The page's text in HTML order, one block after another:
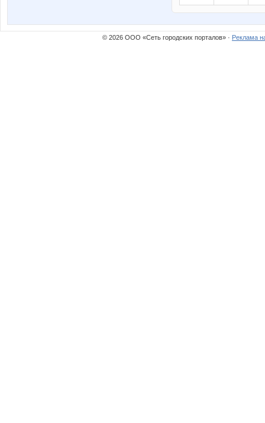
© 2026 ООО «Сеть городских порталов» · Реклама